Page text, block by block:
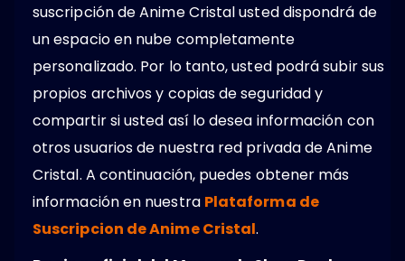
suscripción de Anime Cristal usted dispondrá de
un espacio en nube completamente
personalizado. Por lo tanto, usted podrá subir sus
propios archivos y copias de seguridad y
compartir si usted así lo desea información con
otros usuarios de nuestra red privada de Anime
Cristal. A continuación, puedes obtener más
información en nuestra Plataforma de
Suscripcion de Anime Cristal.